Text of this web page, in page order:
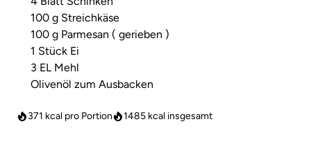
100 g Streichkäse
100 g Parmesan ( gerieben )
1 Stück Ei
3 EL Mehl
Olivenöl zum Ausbacken
371 kcal pro Portion 1485 kcal insgesamt